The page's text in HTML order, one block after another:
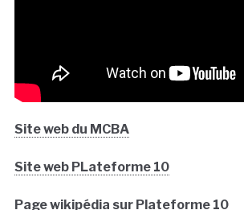
Site web du MCBA
Site web PLateforme 10
Page wikipédia sur Plateforme 10